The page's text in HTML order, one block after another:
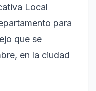
Local
para
que se
en la ciudad